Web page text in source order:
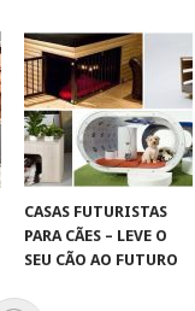
CASAS FUTURISTAS
PARA CÃES – LEVE O
SEU CÃO AO FUTURO